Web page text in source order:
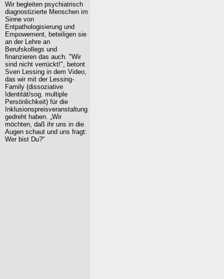
Wir begleiten psychiatrisch
diagnostizierte Menschen im
Sinne von
Entpathologisierung und
Empowement, beteiligen sie
an der Lehre an
Berufskollegs und
finanzieren das auch. "Wir
sind nicht verrückt!", betont
Sven Lessing in dem Video,
das wir mit der Lessing-
Family (dissoziative
Identität/sog. multiple
Persönlichkeit) für die
Inklusionspreisveranstaltung
gedreht haben. „Wir
möchten, daß ihr uns in die
Augen schaut und uns fragt:
Wer bist Du?“